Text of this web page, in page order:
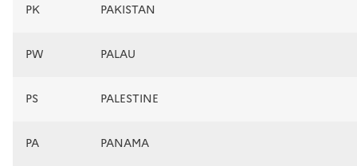
PK PAKISTAN
PW PALAU
PS PALESTINE
PA PANAMA